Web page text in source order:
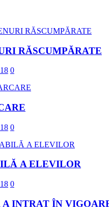
RĂSCUMPĂRATE
0
0
A ELEVILOR
0
INTRAT ÎN